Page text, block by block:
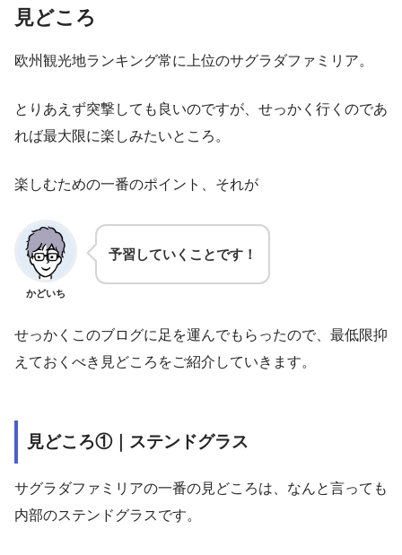
見どころ
欧州観光地ランキング常に上位のサグラダファミリア。
とりあえず突撃しても良いのですが、せっかく行くのであ
れば最大限に楽しみたいところ。
楽しむための一番のポイント、それが
かどいち
予習していくことです！
せっかくこのブログに足を運んでもらったので、最低限抑
えておくべき見どころをご紹介していきます。
見どころ①｜ステンドグラス
サグラダファミリアの一番の見どころは、なんと言っても
内部のステンドグラスです。